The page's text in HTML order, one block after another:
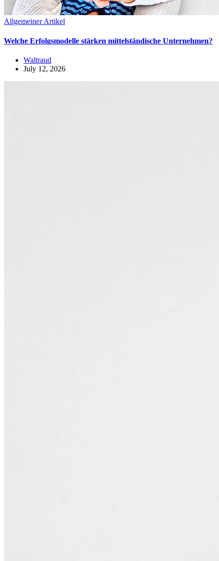
Allgemeiner Artikel
Welche Erfolgsmodelle stärken mittelständische Unternehmen?
Waltraud
July 12, 2026